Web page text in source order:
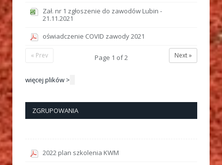
Zał. nr 1 zgłoszenie do zawodów Lubin -
21.11.2021
oświadczenie COVID zawody 2021
Next »
Page 1 of2
« Prev
więcej plików >
ZGRUPOWANIA
2022 plan szkolenia KWM